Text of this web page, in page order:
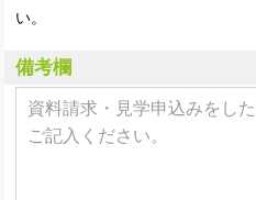
い。
備考欄